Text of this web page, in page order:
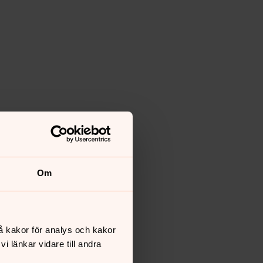
Om
kakor för analys och kakor
länkar vidare till andra